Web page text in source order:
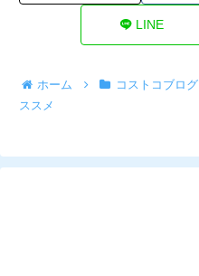
LINE
ホーム コストコブログ
ススメ